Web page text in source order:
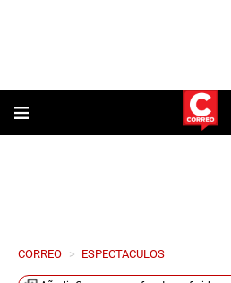
CORREO > ESPECTACULOS